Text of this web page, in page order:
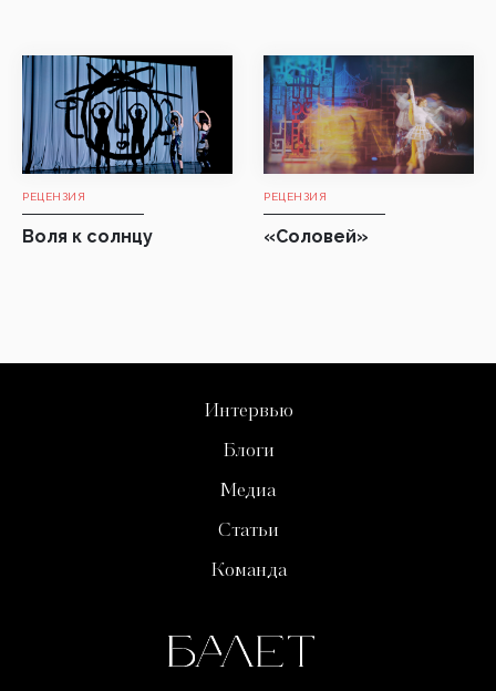
РЕЦЕНЗИЯ
Воля к солнцу
РЕЦЕНЗИЯ
«Соловей»
Интервью
Блоги
Медиа
Статьи
Команда